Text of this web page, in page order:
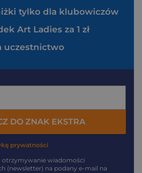
tylko dla klubowiczów
Art Ladies za 1 zł
uczestnictwo
DO ZNAK EKSTRA
prywatności
otrzymywanie wiadomości
(newsletter) na podany e-mail na